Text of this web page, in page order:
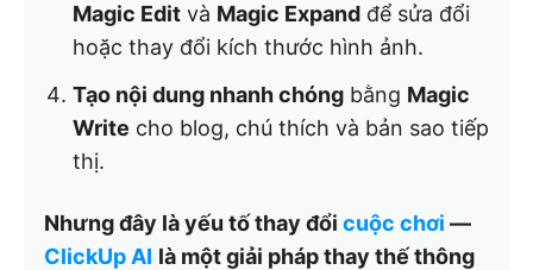
Magic Edit và Magic Expand để sửa đổi
hoặc thay đổi kích thước hình ảnh.
Tạo nội dung nhanh chóng bằng Magic
Write cho blog, chú thích và bản sao tiếp
thị.
Nhưng đây là yếu tố thay đổi cuộc chơi —
ClickUp AI là một giải pháp thay thế thông